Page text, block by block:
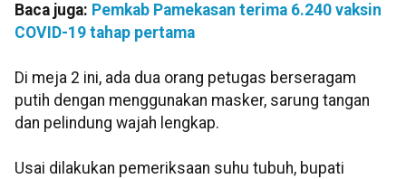
Baca juga: Pemkab Pamekasan terima 6.240 vaksin
COVID-19 tahap pertama
Di meja 2 ini, ada dua orang petugas berseragam
putih dengan menggunakan masker, sarung tangan
dan pelindung wajah lengkap.
Usai dilakukan pemeriksaan suhu tubuh, bupati